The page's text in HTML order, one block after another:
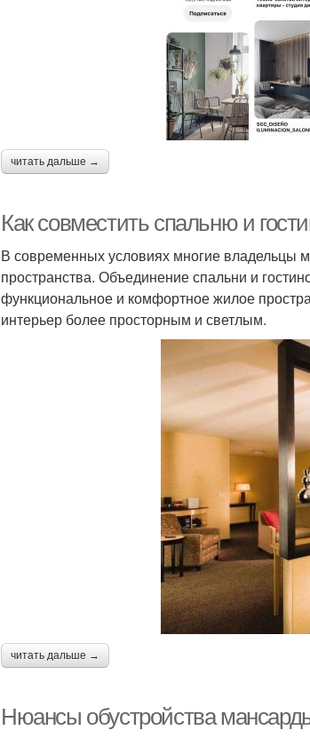
читать дальше →
Как совместить спальню и
В современных условиях многие владельцы
пространства. Объединение спальни и
функциональное и комфортное жилое
интерьер более просторным и светлым.
читать дальше →
Нюансы обустройства